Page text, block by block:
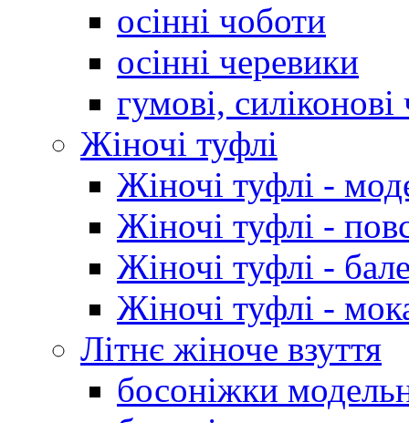
осінні чоботи
осінні черевики
гумові,
Жіночі туфлі
Жіночі туфлі -
Жіночі туфлі -
Жіночі туфлі -
Жіночі туфлі -
Літнє жіноче взуття
босоніжки